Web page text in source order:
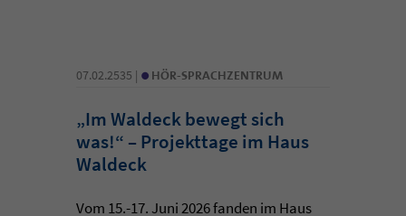
07.02.2535 | • HÖR-SPRACHZENTRUM
„Im Waldeck bewegt sich
was!“ – Projekttage im Haus
Waldeck
Vom 15.-17. Juni 2026 fanden im Haus